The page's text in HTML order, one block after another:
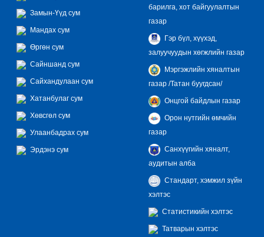
Замын-Үүд сум
Мандах сум
Өргөн сум
Сайншанд сум
Сайхандулаан сум
Хатанбулаг сум
Хөвсгөл сум
Улаанбадрах сум
Эрдэнэ сум
барилга, хот байгуулалтын
газар
Гэр бүл, хүүхэд,
залуучуудын хөгжлийн газар
Мэргэжлийн хяналтын
газар /Татан буугдсан/
Онцгой байдлын газар
Орон нутгийн өмчийн
газар
Санхүүгийн хяналт,
аудитын алба
Стандарт, хэмжил зүйн
хэлтэс
Статистикийн хэлтэс
Татварын хэлтэс